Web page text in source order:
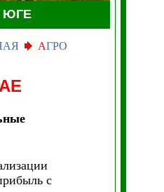
ЮГЕ
АГРО
с